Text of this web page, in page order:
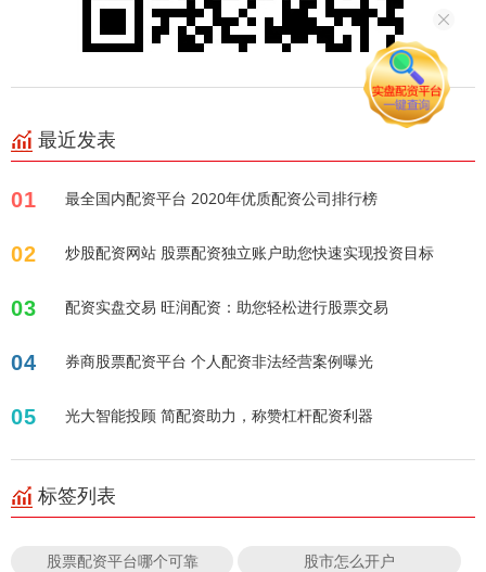
最近发表
01 最全国内配资平台 2020年优质配资公司排行榜
02 炒股配资网站 股票配资独立账户助您快速实现投资目标
03 配资实盘交易 旺润配资：助您轻松进行股票交易
04 券商股票配资平台 个人配资非法经营案例曝光
05 光大智能投顾 简配资助力，称赞杠杆配资利器
标签列表
股票配资平台哪个可靠 股市怎么开户